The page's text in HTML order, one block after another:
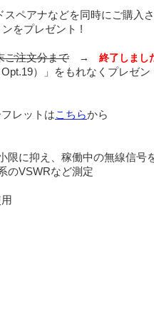
ペアナなどを同時にご購入
をプレゼント !
ご注文分まで → 終了しまし
Opt.19）」をもれなくプレゼン
レットはこちらから
限に抑え、稼働中の無線信号
のVSWRなど測定